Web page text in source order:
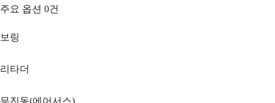
주요 옵션 0건
보링
리타더
무진동(에어서스)